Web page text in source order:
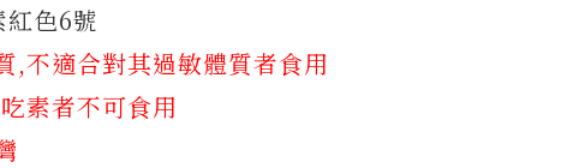
色6號
,不適合對其過敏體質者食用
素者不可食用